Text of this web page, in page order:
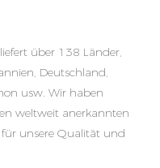
über 138 Länder,
Deutschland,
usw. Wir haben
weltweit anerkannten
für unsere Qualität und